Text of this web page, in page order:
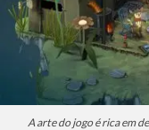
A arte do jogo é rica em